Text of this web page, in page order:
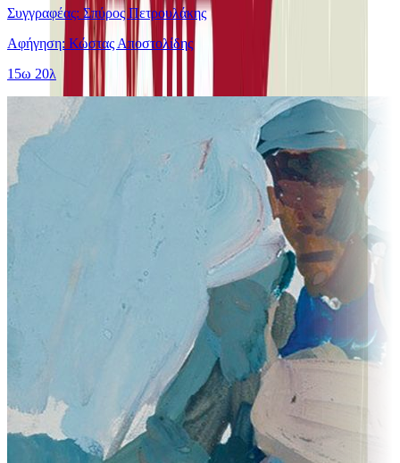
Συγγραφέας: Σπύρος Πετρουλάκης
Αφήγηση: Κώστας Αποστολίδης
15ω 20λ